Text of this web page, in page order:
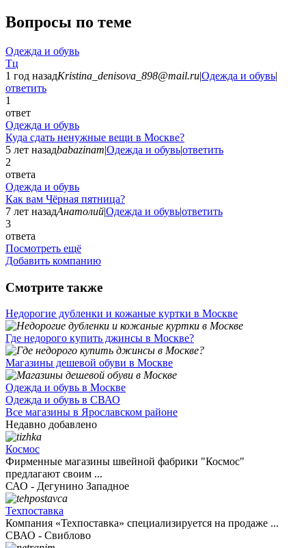
Вопросы по теме
Одежда и обувь
Тц
1 год назадKristina_denisova_898@mail.ru|Одежда и обувь|
ответить
1
ответ
Одежда и обувь
Куда сдать ненужные вещи в Москве?
5 лет назадbabazinam|Одежда и обувь|ответить
2
ответа
Одежда и обувь
Как вам Чёрная пятница?
7 лет назадАнатолий|Одежда и обувь|ответить
3
ответа
Посмотреть ещё
Добавить компанию
Смотрите также
Недорогие дубленки и кожаные куртки в Москве
Где недорого купить джинсы в Москве?
Магазины дешевой обуви в Москве
Одежда и обувь в Москве
Одежда и обувь в СВАО
Все магазины в Ярославском районе
Недавно добавлено
Космос
Фирменные магазины швейной фабрики "Космос"
предлагают своим ...
САО - Дегунино Западное
Техпоставка
Компания «Техпоставка» специализируется на продаже ...
СВАО - Свиблово